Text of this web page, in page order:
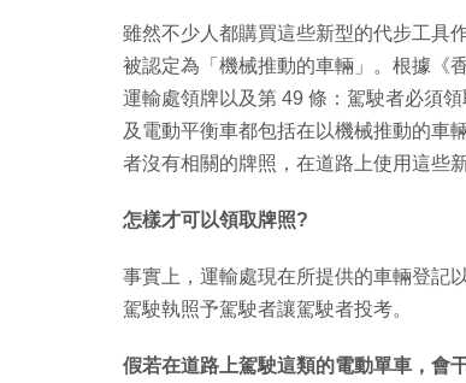
雖然不少人都購買這些新型的代步工具
被認定為「機械推動的車輛」。根據《
運輸處領牌以及第 49 條：駕駛者必須
及電動平衡車都包括在以機械推動的車
者沒有相關的牌照，在道路上使用這些
怎樣才可以領取牌照?
事實上，運輸處現在所提供的車輛登記
駕駛執照予駕駛者讓駕駛者投考。
假若在道路上駕駛這類的電動單車，會